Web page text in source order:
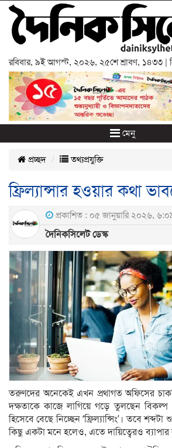
রবিবার, ৯ই আগস্ট, ২০২৬, ২৫শে শ্রাবণ, ১৪৩৩ |
মেনু
প্রচ্ছদ তথ্যপ্রযুক্তি
ফ্রিল্যান্সার হওয়ার কথা
প্রকাশিত : ০৫ জানুয়ারি ২০২৬,
দৈনিকসিলেট ডেস্ক
তরুণদের অনেকেই এখন প্রথাগত অফিসের
দক্ষতাকে কাজে লাগিয়ে গড়ে তুলছেন বিকল্প
হিসেবে বেছে নিচ্ছেন ‘ফ্রিল্যান্সিং’। তবে
কিছু একটা মনে হলেও, এতে দায়িত্বেরও ব্যাপার